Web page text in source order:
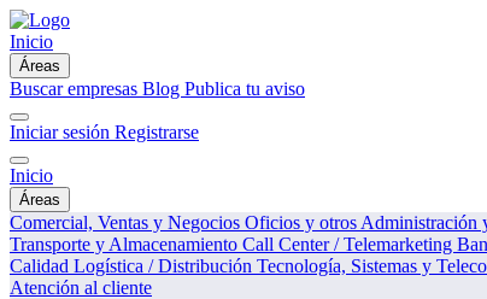
Inicio
Áreas
Buscar empresas Blog Publica tu aviso
Iniciar sesión Registrarse
Inicio
Áreas
Comercial, Ventas y Negocios Oficios y otros Administración
Transporte y Almacenamiento Call Center / Telemarketing
Calidad Logística / Distribución Tecnología, Sistemas y
Atención al cliente